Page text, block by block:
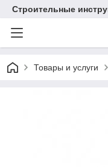
Строительные
Товары и услуги